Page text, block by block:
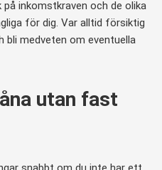
inkomstkraven och de olika
för dig. Var alltid försiktig
bli medveten om eventuella
utan fast